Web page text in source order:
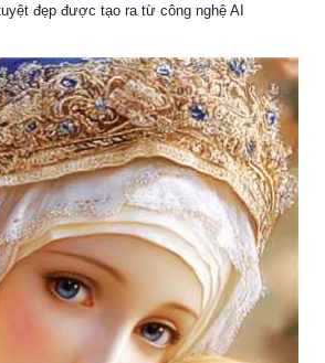
đẹp được tạo ra từ công nghệ AI